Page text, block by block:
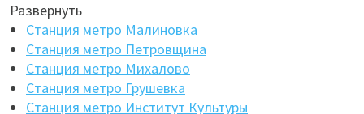
Развернуть
Станция метро Малиновка
Станция метро Петровщина
Станция метро Михалово
Станция метро Грушевка
Станция метро Институт Культуры